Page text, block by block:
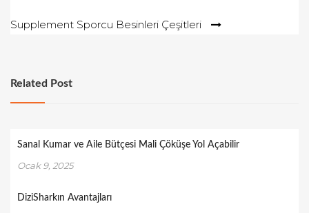
Supplement Sporcu Besinleri Çeşitleri
Related Post
Sanal Kumar ve Aile Bütçesi Mali Çöküşe Yol Açabilir
Ocak 9, 2025
DiziSharkın Avantajları